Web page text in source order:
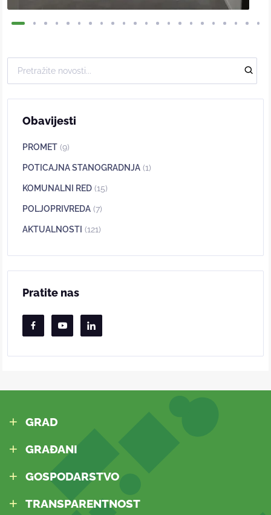
Obavijesti
PROMET (9)
POTICAJNA STANOGRADNJA (1)
KOMUNALNI RED (15)
POLJOPRIVREDA (7)
AKTUALNOSTI (121)
Pratite nas
GRAD
GRAĐANI
GOSPODARSTVO
TRANSPARENTNOST